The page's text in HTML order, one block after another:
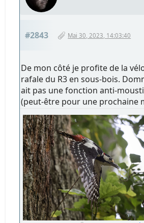
#2843 Mai 30, 2023, 14:03:40
De mon côté je profite de la
rafale du R3 en sous-bois.
ait pas une fonction anti-
(peut-être pour une prochaine